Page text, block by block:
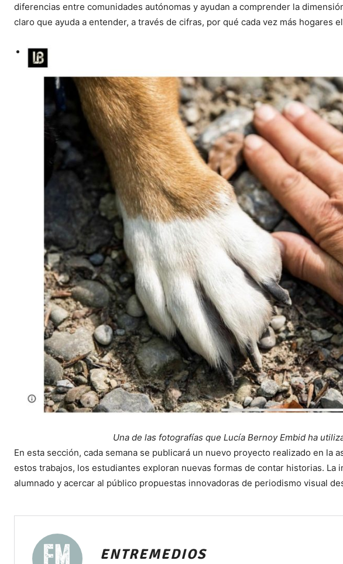
diferencias entre comunidades autónomas y ayudan a comprender la
claro que ayuda a entender, a través de cifras, por qué cada vez más hogares
Una de las fotografías que Lucía Bernoy Embid ha
En esta sección, cada semana se publicará un nuevo proyecto realizado en la
estos trabajos, los estudiantes exploran nuevas formas de contar historias. La
alumnado y acercar al público propuestas innovadoras de periodismo visual
ENTREMEDIOS